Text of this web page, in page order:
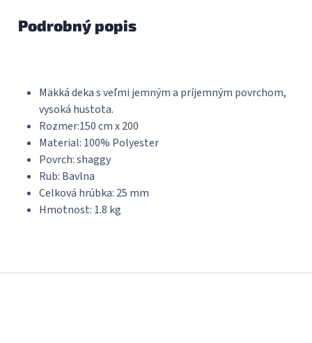
Podrobný popis
Mäkká deka s veľmi jemným a príjemným povrchom,
vysoká hustota.
Rozmer:150 cm x 200
Material: 100% Polyester
Povrch: shaggy
Rub: Bavlna
Celková hrúbka: 25 mm
Hmotnost: 1.8 kg